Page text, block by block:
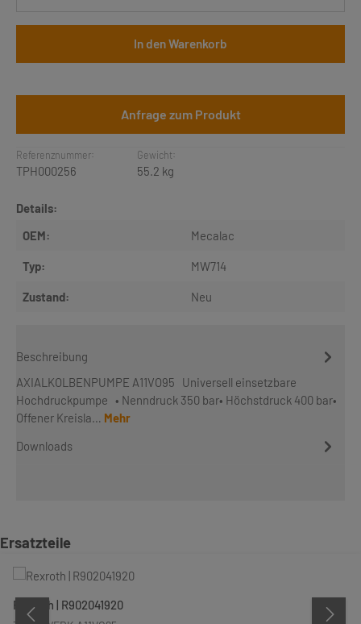
In den Warenkorb
Anfrage zum Produkt
Referenznummer:
TPH000256
Gewicht:
55.2 kg
Details:
OEM:
Mecalac
Typ: MW714
Zustand: Neu
Beschreibung
AXIALKOLBENPUMPE A11VO95 Universell einsetzbare
Hochdruckpumpe • Nenndruck 350 bar• Höchstdruck 400 bar•
Offener Kreisla… Mehr
Downloads
Produktgalerie überspringen
Ersatzteile
Rexroth | R902041920